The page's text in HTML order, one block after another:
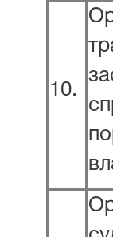
10.